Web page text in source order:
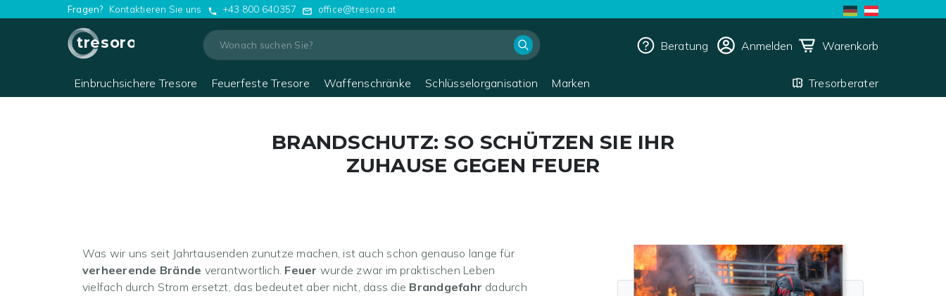
Fragen? Kontaktieren Sie uns +43 800 640357 office@tresoro.at
tresoro Beratung Anmelden Warenkorb
Einbruchsichere Tresore Feuerfeste Tresore Waffenschränke Schlüsselorganisation Marken Tresorberater
BRANDSCHUTZ:SO SCHÜTZEN SIE IHR
ZUHAUSE GEGEN FEUER
Was wir uns seit Jahrtausenden zunutze machen, ist auch schon genauso lange für
verheerende Brände verantwortlich. Feuer wurde zwar im praktischen Leben
vielfach durch Strom ersetzt, das bedeutet aber nicht, dass die Brandgefahr dadurch